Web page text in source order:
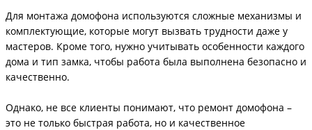
Для монтажа домофона используются сложные механизмы и
комплектующие, которые могут вызвать трудности даже у
мастеров. Кроме того, нужно учитывать особенности каждого
дома и тип замка, чтобы работа была выполнена безопасно и
качественно.
Однако, не все клиенты понимают, что ремонт домофона –
это не только быстрая работа, но и качественное